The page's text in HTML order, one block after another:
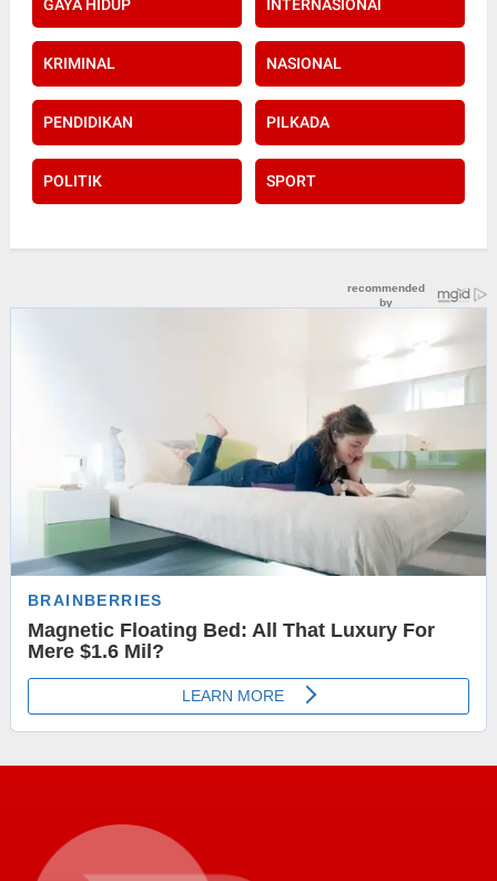
GAYA HIDUP INTERNASIONAl
KRIMINAL NASIONAL
PENDIDIKAN PILKADA
POLITIK SPORT